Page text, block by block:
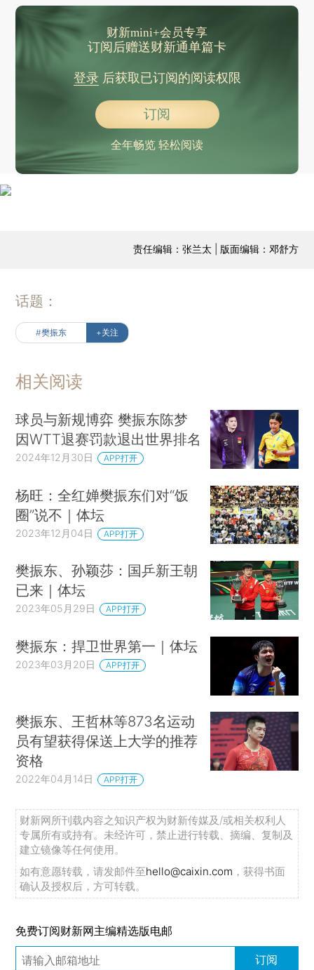
财新mini+会员专享
订阅后赠送财新通单篇卡
登录后获取已订阅的阅读权限
订阅
全年畅览 轻松阅读
责任编辑：张兰太 | 版面编辑：邓舒方
话题：
#樊振东 +关注
相关阅读
球员与新规博弈 樊振东陈梦
因WTT退赛罚款退出世界排名
2024年12月30日 APP打开
杨旺：全红婵樊振东们对“饭
圈”说不｜体坛
2023年12月04日 APP打开
樊振东、孙颖莎：国乒新王朝
已来｜体坛
2023年05月29日 APP打开
樊振东：捍卫世界第一｜体坛
2023年03月20日 APP打开
樊振东、王哲林等873名运动
员有望获得保送上大学的推荐
资格
2022年04月14日 APP打开
财新网所刊载内容之知识产权为财新传媒及/或相关权利人
专属所有或持有。未经许可，禁止进行转载、摘编、复制及
建立镜像等任何使用。
如有意愿转载，请发邮件至hello@caixin.com ，获得书面
确认及授权后，方可转载。
免费订阅财新网主编精选版电邮
订阅